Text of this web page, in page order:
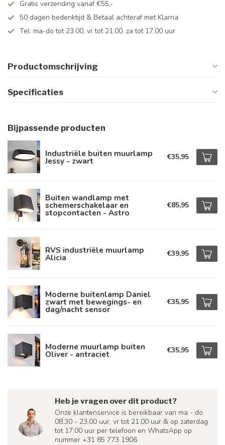
Gratis verzending vanaf €55,-
50 dagen bedenktijd & Betaal achteraf met Klarna
Tel: ma-do tot 23.00, vr tot 21.00, za tot 17.00 uur
Productomschrijving
Specificaties
Bijpassende producten
Industriële buiten muurlamp
Jessy - zwart €35,95
Buiten wandlamp met
schemerschakelaar en
stopcontacten - Astro
€85,95
RVS industriële muurlamp
Alicia €39,95
Moderne buitenlamp Daniel
zwart met bewegings- en
dag/nacht sensor
€35,95
Moderne muurlamp buiten
Oliver - antraciet €35,95
Heb je vragen over dit product?
Onze klantenservice is bereikbaar van ma - do
08.30 - 23.00 uur, vr tot 21.00 uur & op zaterdag
tot 17.00 uur per telefoon en WhatsApp op
nummer +31 85 773 1906